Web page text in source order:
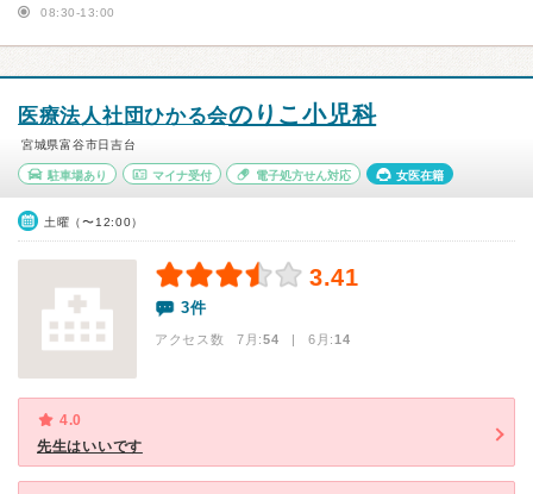
08:30-13:00
医療法人社団ひかる会のりこ小児科
宮城県富谷市日吉台
駐車場あり マイナ受付 電子処方せん対応 女医在籍
土曜（〜12:00）
3.41
3件
アクセス数 7月:54 | 6月:14
4.0
先生はいいです